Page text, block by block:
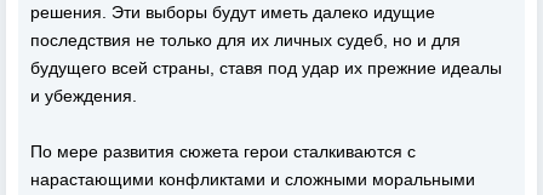
решения. Эти выборы будут иметь далеко идущие
последствия не только для их личных судеб, но и для
будущего всей страны, ставя под удар их прежние идеалы
и убеждения.
По мере развития сюжета герои сталкиваются с
нарастающими конфликтами и сложными моральными